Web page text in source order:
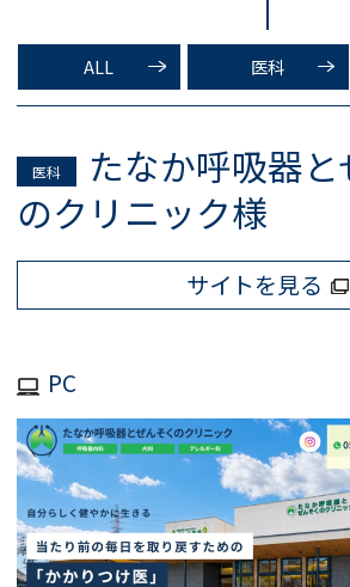
ALL 医科
医科
たなか呼吸器と
のクリニック様
サイトを見る
PC